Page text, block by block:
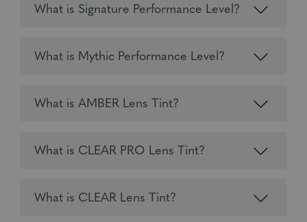
What is Signature Performance Level?
What is Mythic Performance Level?
What is AMBER Lens Tint?
What is CLEAR PRO Lens Tint?
What is CLEAR Lens Tint?